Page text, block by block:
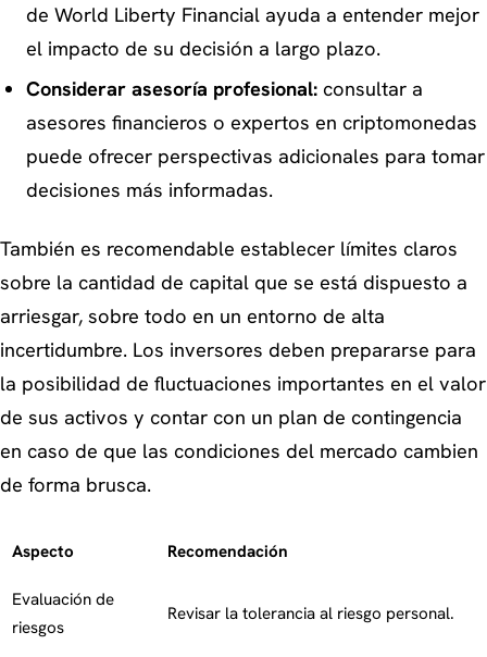
de World Liberty Financial ayuda a entender mejor
el impacto de su decisión a largo plazo.
Considerar asesoría profesional:consultar a
asesores financieros o expertos en criptomonedas
puede ofrecer perspectivas adicionales para tomar
decisiones más informadas.
También es recomendable establecer límites claros
sobre la cantidad de capital que se está dispuesto a
arriesgar, sobre todo en un entorno de alta
incertidumbre. Los inversores deben prepararse para
la posibilidad de fluctuaciones importantes en el valor
de sus activos y contar con un plan de contingencia
en caso de que las condiciones del mercado cambien
de forma brusca.
Aspecto Recomendación
Evaluación de
riesgos
Revisar la tolerancia al riesgo personal.